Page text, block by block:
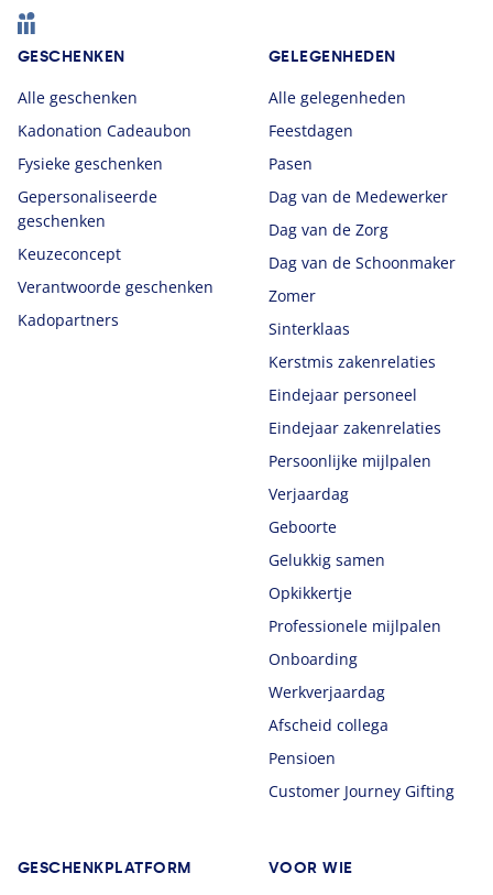
Footer
GESCHENKEN
Alle geschenken
Kadonation Cadeaubon
Fysieke geschenken
Gepersonaliseerde
geschenken
Keuzeconcept
Verantwoorde geschenken
Kadopartners
GELEGENHEDEN
Alle gelegenheden
Feestdagen
Pasen
Dag van de Medewerker
Dag van de Zorg
Dag van de Schoonmaker
Zomer
Sinterklaas
Kerstmis zakenrelaties
Eindejaar personeel
Eindejaar zakenrelaties
Persoonlijke mijlpalen
Verjaardag
Geboorte
Gelukkig samen
Opkikkertje
Professionele mijlpalen
Onboarding
Werkverjaardag
Afscheid collega
Pensioen
Customer Journey Gifting
GESCHENKPLATFORM VOOR WIE